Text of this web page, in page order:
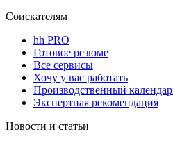
Соискателям
hh PRO
Готовое резюме
Все сервисы
Хочу у вас работать
Производственный
Экспертная рекомендация
Новости и статьи